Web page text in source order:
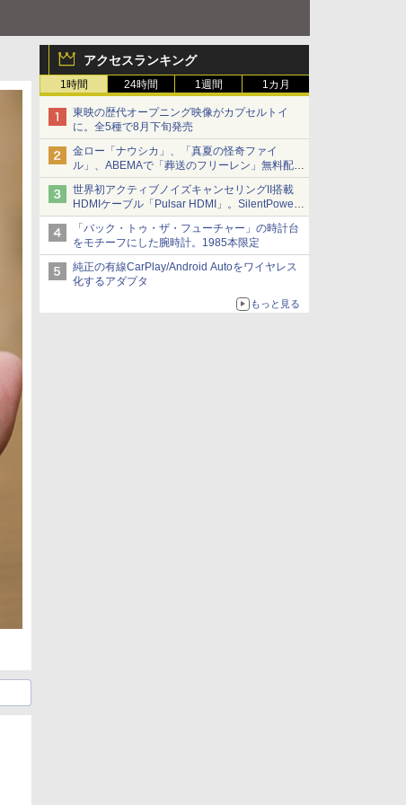
アクセスランキング
1時間 24時間 1週間 1カ月
東映の歴代オープニング映像がカプセルトイ
に。全5種で8月下旬発売
金ロー「ナウシカ」、「真夏の怪奇ファイ
ル」、ABEMAで「葬送のフリーレン」無料配信
など。夏の特番・配信情報
世界初アクティブノイズキャンセリングII搭載
HDMIケーブル「Pulsar HDMI」。SilentPower
から
「バック・トゥ・ザ・フューチャー」の時計台
をモチーフにした腕時計。1985本限定
純正の有線CarPlay/Android Autoをワイヤレス
化するアダプタ
もっと見る